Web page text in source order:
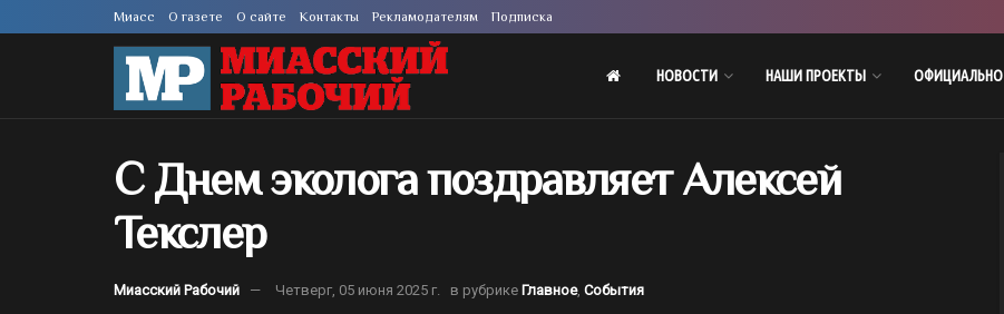
Миасс О газете О сайте Контакты Рекламодателям Подписка
НОВОСТИ НАШИ ПРОЕКТЫ ОФИЦИАЛЬНО
С Днем эколога поздравляет Алексей
Текслер
Миасский Рабочий Четверг, 05 июня 2025 г. в рубрике Главное, События